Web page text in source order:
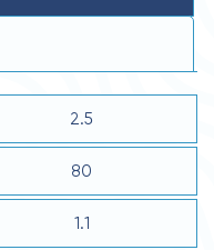
2.5
80
1.1